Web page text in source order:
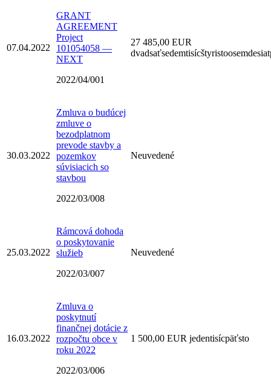
07.04.2022
GRANT
AGREEMENT
Project
101054058 —
NEXT
2022/04/001
27 485,00 EUR
30.03.2022
Zmluva o budúcej
zmluve o
bezodplatnom
prevode stavby a
pozemkov
súvisiacich so
stavbou
2022/03/008
Neuvedené
25.03.2022
Rámcová dohoda
o poskytovanie
služieb
2022/03/007
Neuvedené
16.03.2022
Zmluva o
poskytnutí
finančnej dotácie z
rozpočtu obce v
roku 2022
2022/03/006
1 500,00 EUR jedentisícpäťsto